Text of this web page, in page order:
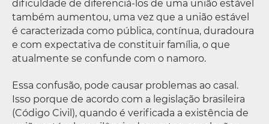
dificuldade de diferenciá-los de uma união estável
também aumentou, uma vez que a união estável
é caracterizada como pública, contínua, duradoura
e com expectativa de constituir família, o que
atualmente se confunde com o namoro.
Essa confusão, pode causar problemas ao casal.
Isso porque de acordo com a legislação brasileira
(Código Civil), quando é verificada a existência de